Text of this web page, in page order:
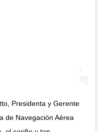
Presidenta y Gerente
de Navegación Aérea